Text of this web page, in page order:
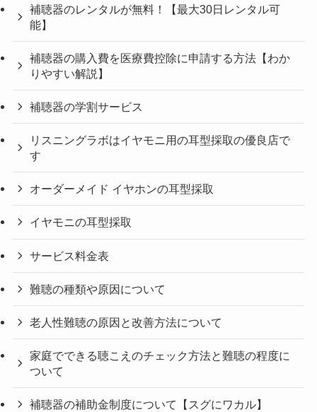
補聴器のレンタルが無料！【最大30日レンタル可
能】
補聴器の購入費を医療費控除に申請する方法【わか
りやすい解説】
補聴器の学割サービス
リスニングラボはイヤモニ用の耳型採取の優良店で
す
オーダーメイド イヤホンの耳型採取
イヤモニの耳型採取
サービス料金表
難聴の種類や原因について
老人性難聴の原因と改善方法について
家庭でできる聴こえのチェック方法と難聴の程度に
ついて
補聴器の補助金制度について【スグにワカル】